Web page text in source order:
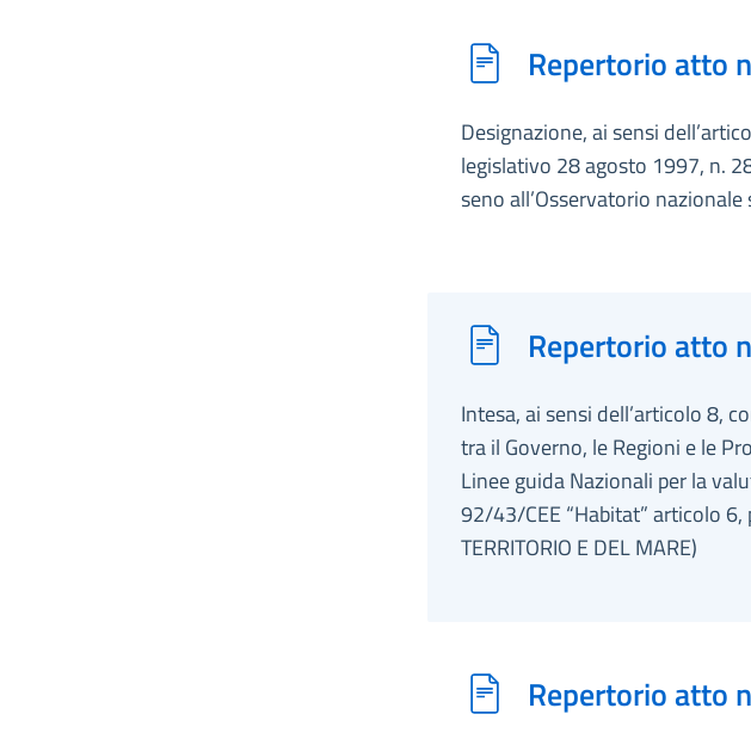
Repertorio atto
Designazione, ai sensi
legislativo 28 agosto 1997, n.
seno all’Osservatorio
Repertorio atto
Intesa, ai sensi dell’articolo 8,
tra il Governo, le Regioni e le
Linee guida Nazionali per la
92/43/CEE “Habitat” articolo 6,
TERRITORIO E DEL MARE)
Repertorio atto